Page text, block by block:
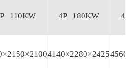
110KW 4P 180KW 4P
4140×2280×2425